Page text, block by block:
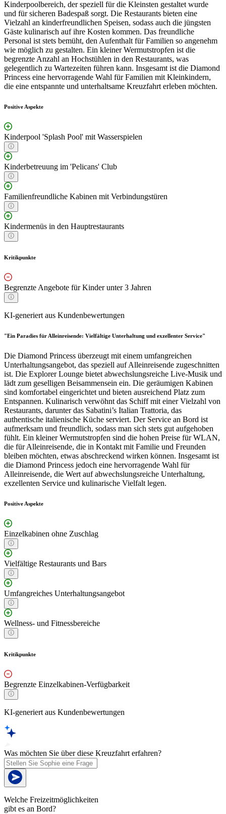
Kinderpoolbereich, der speziell für die Kleinsten gestaltet wurde
und für sicheren Badespaß sorgt. Die Restaurants bieten eine
Vielzahl an kinderfreundlichen Speisen, sodass auch die jüngsten
Gäste kulinarisch auf ihre Kosten kommen. Das freundliche
Personal ist stets bemüht, den Aufenthalt für Familien so angenehm
wie möglich zu gestalten. Ein kleiner Wermutstropfen ist die
begrenzte Anzahl an Hochstühlen in den Restaurants, was
gelegentlich zu Wartezeiten führen kann. Insgesamt ist die Diamond
Princess eine hervorragende Wahl für Familien mit Kleinkindern,
die eine entspannte und unterhaltsame Kreuzfahrt erleben möchten.
Positive Aspekte
Kinderpool 'Splash Pool' mit Wasserspielen
Kinderbetreuung im 'Pelicans' Club
Familienfreundliche Kabinen mit Verbindungstüren
Kindermenüs in den Hauptrestaurants
Kritikpunkte
Begrenzte Angebote für Kinder unter 3 Jahren
KI-generiert aus Kundenbewertungen
"Ein Paradies für Alleinreisende: Vielfältige Unterhaltung und exzellenter Service"
Die Diamond Princess überzeugt mit einem umfangreichen
Unterhaltungsangebot, das speziell auf Alleinreisende zugeschnitten
ist. Die Explorer Lounge bietet abwechslungsreiche Live-Musik und
lädt zum geselligen Beisammensein ein. Die geräumigen Kabinen
sind komfortabel eingerichtet und bieten ausreichend Platz zum
Entspannen. Kulinarisch verwöhnt das Schiff mit einer Vielzahl von
Restaurants, darunter das Sabatini’s Italian Trattoria, das
authentische italienische Küche serviert. Der Service an Bord ist
aufmerksam und freundlich, sodass man sich stets gut aufgehoben
fühlt. Ein kleiner Wermutstropfen sind die hohen Preise für WLAN,
die für Alleinreisende, die in Kontakt mit Familie und Freunden
bleiben möchten, etwas abschreckend wirken können. Insgesamt ist
die Diamond Princess jedoch eine hervorragende Wahl für
Alleinreisende, die Wert auf abwechslungsreiche Unterhaltung,
exzellenten Service und kulinarische Vielfalt legen.
Positive Aspekte
Einzelkabinen ohne Zuschlag
Vielfältige Restaurants und Bars
Umfangreiches Unterhaltungsangebot
Wellness- und Fitnessbereiche
Kritikpunkte
Begrenzte Einzelkabinen-Verfügbarkeit
KI-generiert aus Kundenbewertungen
Was möchten Sie über diese Kreuzfahrt erfahren?
Welche Freizeitmöglichkeiten
gibt es an Bord?